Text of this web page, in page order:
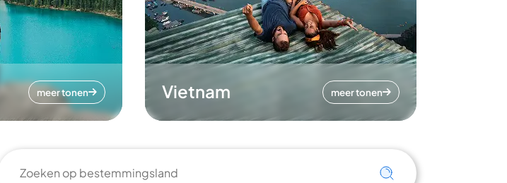
meer tonen Vietnam meer tonen